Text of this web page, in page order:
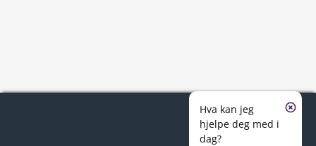
Hva kan jeg
hjelpe deg med i
dag?